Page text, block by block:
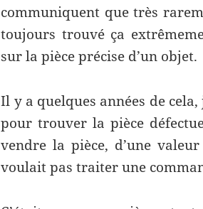
communiquent que très
toujours trouvé ça
sur la pièce précise d’un objet.
Il y a quelques années de
pour trouver la pièce
vendre la pièce, d’une
voulait pas traiter une